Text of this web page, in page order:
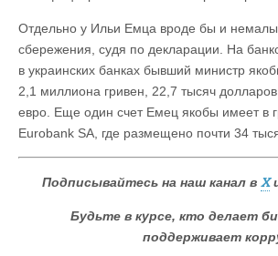
Отдельно у Ильи Емца вроде бы и
сбережения, судя по декларации. На
в украинских банках бывший министр
2,1 миллиона гривен, 22,7 тысяч
евро. Еще один счет Емец якобы имеет в
Eurobank SA, где размещено почти 34
Подписывайтесь на наш канал в X
Будьте в курсе, кто делает
поддерживает